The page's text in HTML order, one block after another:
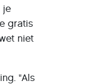
je
gratis
niet
"Als